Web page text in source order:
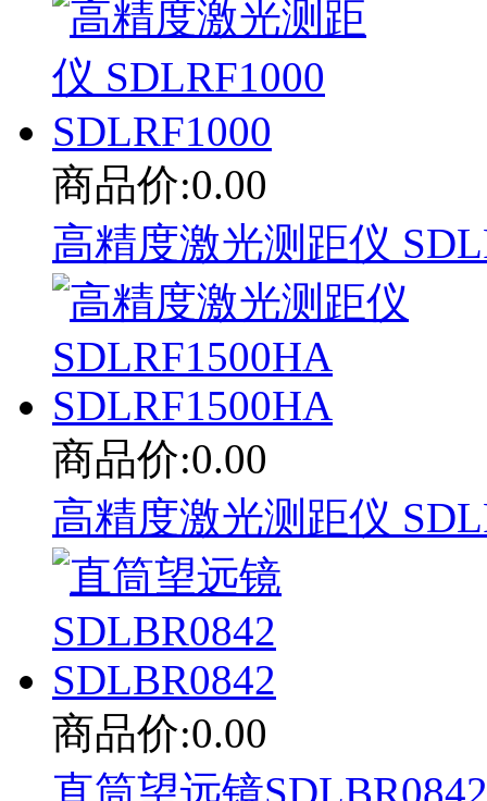
商品价:0.00
高精度激光测距仪
商品价:0.00
高精度激光测距仪
商品价:0.00